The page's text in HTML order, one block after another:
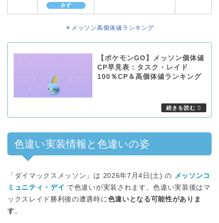
みず
▼メッソン高個体値ランキング
【ポケモンGO】メッソン個体値
CP早見表：タスク・レイド
100％CP＆高個体値ランキング
色違い実装情報と色違いの姿
「ダイマックスメッソン」は 2026年7月4日(土) の メッソンコ
ミュニティ・デイ で色違いが実装されます。色違い実装後はマ
ックスレイド勝利後の遭遇時に色違いとなる可能性がありま
す。